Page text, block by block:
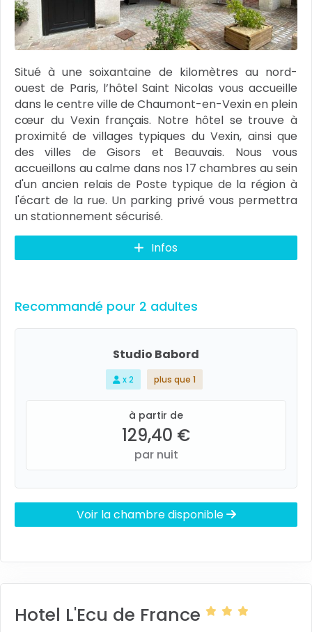
Situé à une soixantaine de kilomètres au nord-
ouest de Paris, l’hôtel Saint Nicolas vous accueille
dans le centre ville de Chaumont-en-Vexin en plein
cœur du Vexin français. Notre hôtel se trouve à
proximité de villages typiques du Vexin, ainsi que
des villes de Gisors et Beauvais. Nous vous
accueillons au calme dans nos 17 chambres au sein
d'un ancien relais de Poste typique de la région à
l'écart de la rue. Un parking privé vous permettra
un stationnement sécurisé.
Infos
Recommandé pour 2 adultes
Studio Babord
x 2 plus que 1
à partir de
129,40 €
par nuit
Voir la chambre disponible
Hotel L'Ecu de France